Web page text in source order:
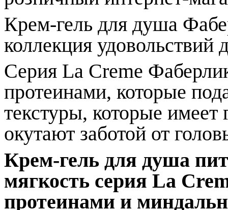
Крем-гель для душа
коллекция удовольствий
Серия La Creme
протеинами, которые
текстуры, которые имеет
окутают заботой от
Крем-гель для душа
мягкость серия La
протеинами и